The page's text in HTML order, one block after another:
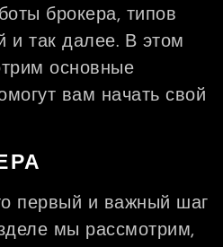
брокера, типов
и так далее. В этом
основные
вам начать свой
первый и важный шаг
мы рассмотрим,